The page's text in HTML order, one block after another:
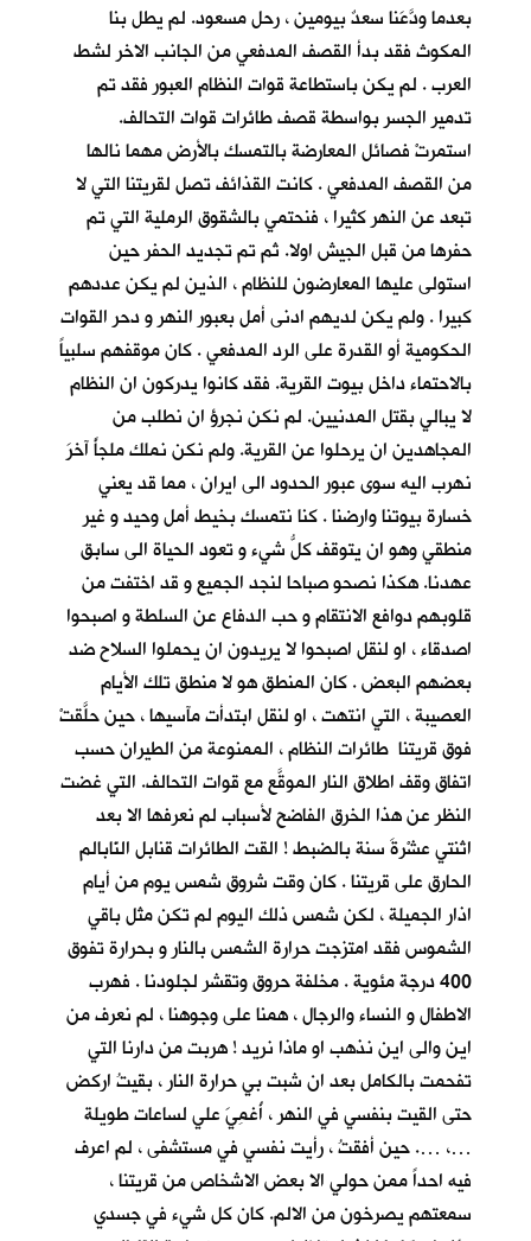
بعدما ودَّعَنا سعدٌ بيومين ، رحل مسعود. لم يطل بنا
المكوث فقد بدأ القصف المدفعي من الجانب الاخر لشط
العرب . لم يكن باستطاعة قوات النظام العبور فقد تم
تدمير الجسر بواسطة قصف طائرات قوات التحالف.
استمرتْ فصائل المعارضة بالتمسك بالأرض مهما نالها
من القصف المدفعي . كانت القذائف تصل لقريتنا التي لا
تبعد عن النهر كثيرا ، فنحتمي بالشقوق الرملية التي تم
حفرها من قبل الجيش اولا. ثم تم تجديد الحفر حين
استولى عليها المعارضون للنظام ، الذين لم يكن عددهم
كبيرا . ولم يكن لديهم ادنى أمل بعبور النهر و دحر القوات
الحكومية أو القدرة على الرد المدفعي . كان موقفهم سلبياً
بالاحتماء داخل بيوت القرية. فقد كانوا يدركون ان النظام
لا يبالي بقتل المدنيين. لم نكن نجرؤ ان نطلب من
المجاهدين ان يرحلوا عن القرية. ولم نكن نملك ملجأً آخرَ
نهرب اليه سوى عبور الحدود الى ايران ، مما قد يعني
خسارة بيوتنا وارضنا . كنا نتمسك بخيط أمل وحيد و غير
منطقي وهو ان يتوقف كلُّ شيء و تعود الحياة الى سابق
عهدنا. هكذا نصحو صباحا لنجد الجميع و قد اختفت من
قلوبهم دوافع الانتقام و حب الدفاع عن السلطة و اصبحوا
اصدقاء ، او لنقل اصبحوا لا يريدون ان يحملوا السلاح ضد
بعضهم البعض . كان المنطق هو لا منطق تلك الأيام
العصيبة ، التي انتهت ، او لنقل ابتدأت مآسيها ، حين حلَّقتْ
فوق قريتنا طائرات النظام ، الممنوعة من الطيران حسب
اتفاق وقف اطلاق النار الموقَّع مع قوات التحالف. التي غضت
النظر عن هذا الخرق الفاضح لأسباب لم نعرفها الا بعد
اثنتي عشْرةَ سنة بالضبط ! القت الطائرات قنابل النّابالم
الحارق على قريتنا . كان وقت شروق شمس يوم من أيام
اذار الجميلة ، لكن شمس ذلك اليوم لم تكن مثل باقي
الشموس فقد امتزجت حرارة الشمس بالنار و بحرارة تفوق
400 درجة مئوية . مخلفة حروق وتقشر لجلودنا . فهرب
الاطفال و النساء والرجال ، همنا على وجوهنا ، لم نعرف من
اين والى اين نذهب او ماذا نريد ! هربت من دارنا التي
تفحمت بالكامل بعد ان شبت بي حرارة النار ، بقيتُ اركض
حتى القيت بنفسي في النهر ، أُغمِيَ علي لساعات طويلة
…، …. حين أفقتُ ، رأيت نفسي في مستشفى ، لم اعرف
فيه احداً ممن حولي الا بعض الاشخاص من قريتنا ،
سمعتهم يصرخون من الالم. كان كل شيء في جسدي